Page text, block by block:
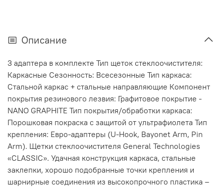
Описание
3 адаптера в комплекте Тип щеток стеклоочистителя:
Каркасные Сезонность: Всесезонные Тип каркаса:
Стальной каркас + стальные направляющие Компонент
покрытия резинового лезвия: Графитовое покрытие -
NANO GRAPHITE Тип покрытия/обработки каркаса:
Порошковая покраска с защитой от ультрафиолета Тип
крепления: Евро-адаптеры (U-Hook, Bayonet Arm, Pin
Arm). Щетки стеклоочистителя General Technologies
«CLASSIC». Удачная конструкция каркаса, стальные
заклепки, хорошо подобранные точки крепления и
шарнирные соединения из высокопрочного пластика –